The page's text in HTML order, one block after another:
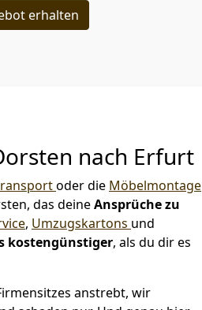
erhalten
nach Erfurt
oder die Möbelmontage
das deineAnsprüche zu
, Umzugskartons und
kostengünstiger, als du dir es
anstrebt, wir